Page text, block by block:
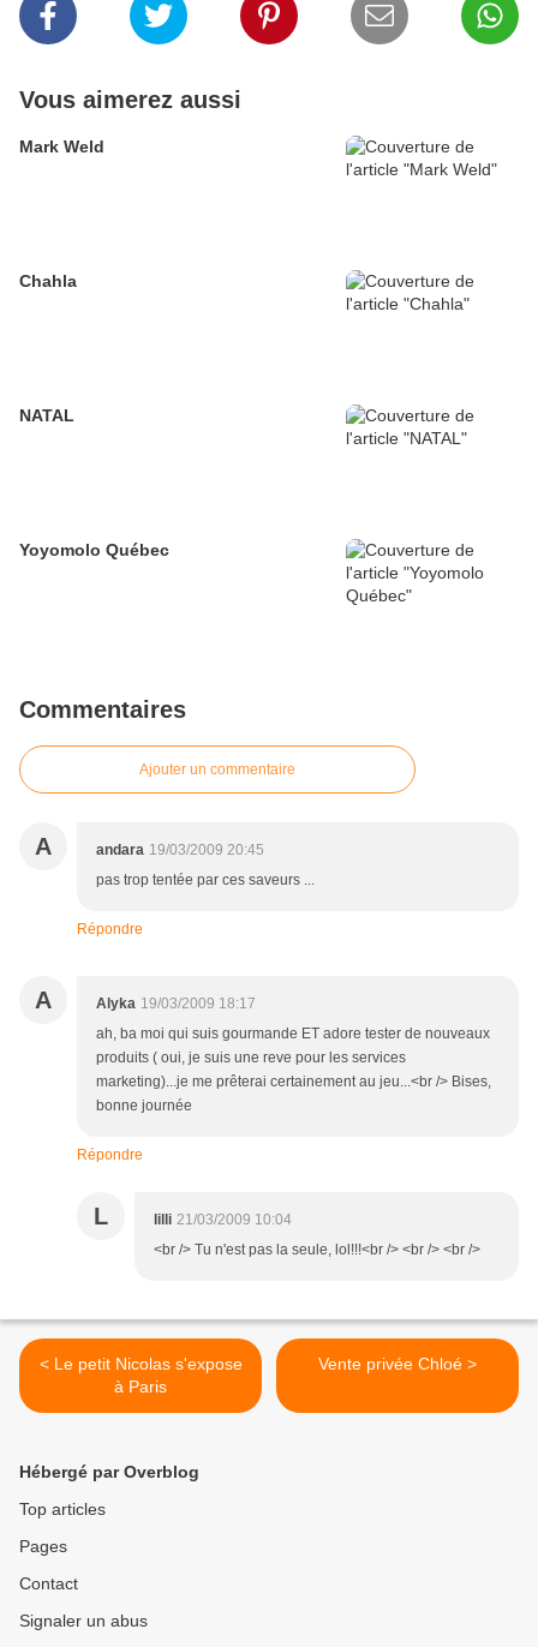
Vous aimerez aussi
Mark Weld
Chahla
NATAL
Yoyomolo Québec
Commentaires
Ajouter un commentaire
A andara 19/03/2009 20:45
pas trop tentée par ces saveurs ...
Répondre
A Alyka 19/03/2009 18:17
ah, ba moi qui suis gourmande ET adore tester de nouveaux
produits ( oui, je suis une reve pour les services
marketing)...je me prêterai certainement au jeu...<br /> Bises,
bonne journée
Répondre
L lilli 21/03/2009 10:04
<br /> Tu n'est pas la seule, lol!!!<br /> <br /> <br />
< Le petit Nicolas s'expose
à Paris
Vente privée Chloé >
Hébergé par Overblog
Top articles
Pages
Contact
Signaler un abus